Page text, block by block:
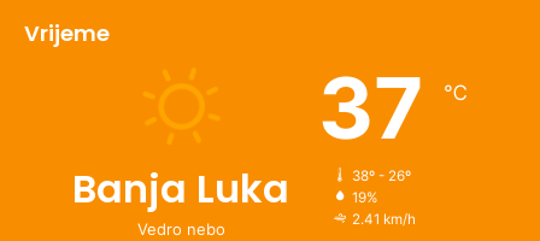
Vrijeme
Banja Luka
Vedro nebo
37 ℃
38º - 26º
19%
2.41 km/h